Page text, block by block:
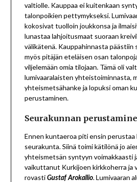
valtiolle. Kauppaa ei kuitenkaan
talonpoikien pettymykseksi.
kokosivat tuolloin joukkonsa ja
lunastaa lahjoitusmaat suoraan
välikätenä. Kauppahinnasta päästiin
myös pitäjän eteläisen osan
viljelemään omia tilojaan. Tämä oli
lumivaaralaisten yhteistoiminnasta,
yhteismetsähanke ja lopuksi oman
perustaminen.
Seurakunnan
Ennen kuntaeroa piti ensin perustaa
seurakunta. Siinä toimi kätilönä jo
yhteismetsän syntyyn voimakkaasti
vaikuttanut Kurkijoen kirkkoherra ja
rovasti Gustaf Arokallio. Lumivaaran